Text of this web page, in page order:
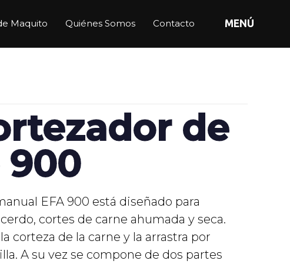
Maquito Quiénes Somos Contacto MENÚ
de
900
EFA 900 está diseñado para
cortes de carne ahumada y seca.
corteza de la carne y la arrastra por
A su vez se compone de dos partes